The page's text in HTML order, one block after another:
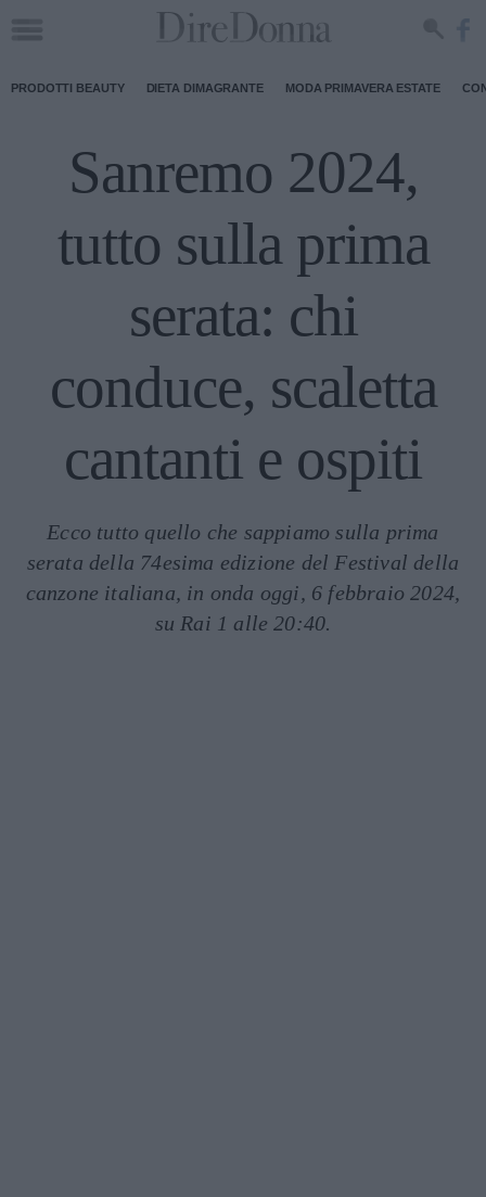
PRODOTTI BEAUTY DIETA DIMAGRANTE MODA PRIMAVERA ESTATE
Sanremo 2024,
tutto sulla prima
serata: chi
conduce, scaletta
cantanti e ospiti
Ecco tutto quello che sappiamo sulla prima
serata della 74esima edizione del Festival della
canzone italiana, in onda oggi, 6 febbraio 2024,
su Rai 1 alle 20:40.